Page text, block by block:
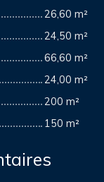
26,60 m²
24,50 m²
66,60 m²
24,00 m²
200 m²
150 m²